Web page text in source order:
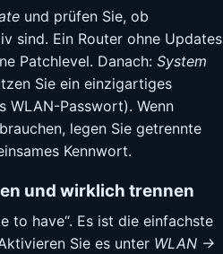
und prüfen Sie, ob
sind. Ein Router ohne Updates
Patchlevel. Danach: System
Sie ein einzigartiges
WLAN-Passwort). Wenn
legen Sie getrennte
Kennwort.
und wirklich trennen
to have“. Es ist die einfachste
Sie es unter WLAN →